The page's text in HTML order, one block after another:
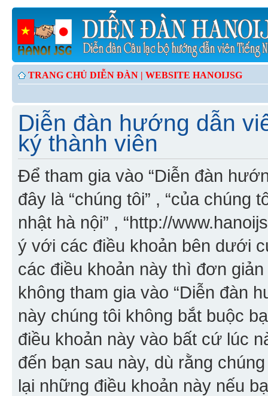
TRANG CHỦ DIỄN ĐÀN | WEBSITE HANOIJSG
Diễn đàn hướng dẫn
ký thành viên
Để tham gia vào “Diễn đàn
đây là “chúng tôi” , “của chúng
nhật hà nội” , “http://
ý với các điều khoản bên dưới
các điều khoản này thì đơn
không tham gia vào “Diễn đàn
này chúng tôi không bắt buộc
điều khoản này vào bất cứ lúc
đến bạn sau này, dù rằng
lại những điều khoản này nếu